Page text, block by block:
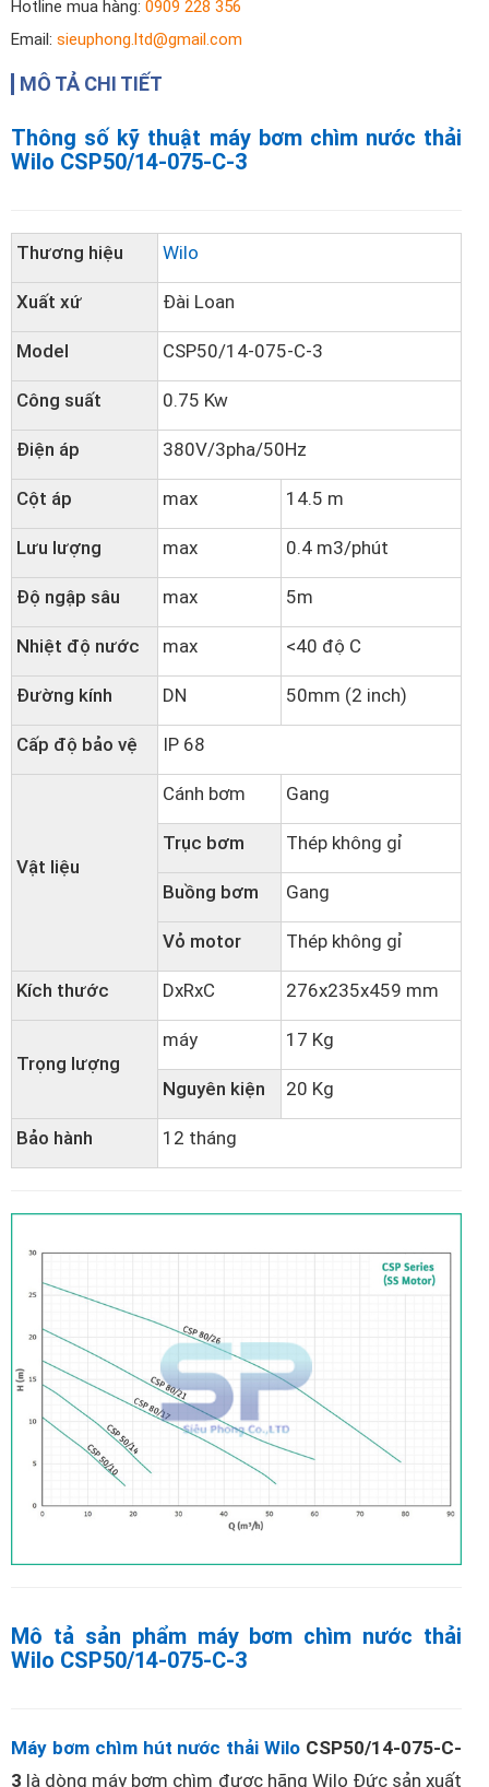
Hotline mua hàng: 0909 228 356
Email: sieuphong.ltd@gmail.com
MÔ TẢ CHI TIẾT
Thông số kỹ thuật máy bơm chìm nước thải
Wilo CSP50/14-075-C-3
Thương hiệu Wilo
Xuất xứ Đài Loan
Model CSP50/14-075-C-3
Công suất 0.75 Kw
Điện áp 380V/3pha/50Hz
Cột áp max 14.5 m
Lưu lượng max 0.4 m3/phút
Độ ngập sâu max 5m
Nhiệt độ nước max <40 độ C
Đường kính DN 50mm (2 inch)
Cấp độ bảo vệ IP 68
Vật liệu
Cánh bơm Gang
Trục bơm Thép không gỉ
Buồng bơm Gang
Vỏ motor Thép không gỉ
Kích thước DxRxC 276x235x459 mm
Trọng lượng
máy 17 Kg
Nguyên kiện 20 Kg
Bảo hành 12 tháng
Mô tả sản phẩm máy bơm chìm nước thải
Wilo CSP50/14-075-C-3
Máy bơm chìm hút nước thải Wilo CSP50/14-075-C-
3 là dòng máy bơm chìm được hãng Wilo Đức sản xuất